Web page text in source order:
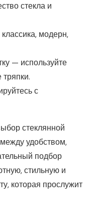
стекла и
модерн,
— используйте
с
стеклянной
удобством,
подбор
стильную и
которая прослужит